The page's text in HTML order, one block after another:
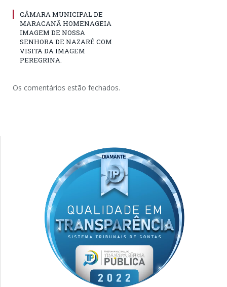
CÂMARA MUNICIPAL DE
MARACANÃ HOMENAGEIA
IMAGEM DE NOSSA
SENHORA DE NAZARÉ COM
VISITA DA IMAGEM
PEREGRINA.
Os comentários estão fechados.